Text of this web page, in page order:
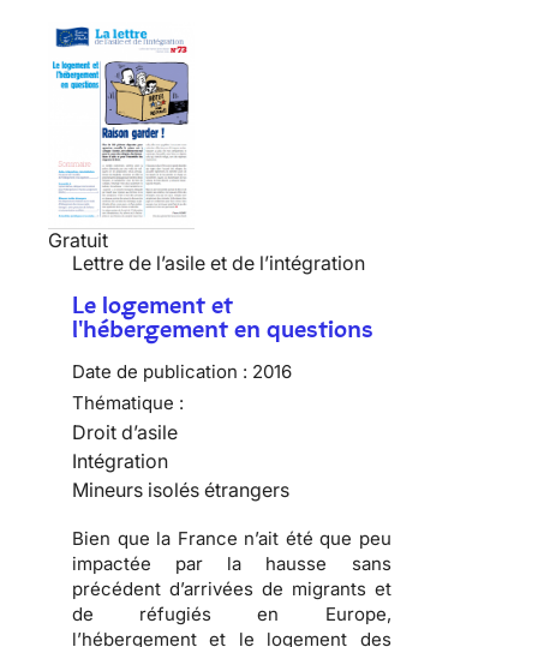
Gratuit
Lettre de l’asile et de l’intégration
Le logement et
l'hébergement en questions
Date de publication : 2016
Thématique :
Droit d’asile
Intégration
Mineurs isolés étrangers
Bien que la France n’ait été que peu
impactée par la hausse sans
précédent d’arrivées de migrants et
de réfugiés en Europe,
l’hébergement et le logement des